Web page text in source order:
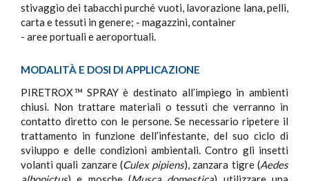
stivaggio dei tabacchi purché vuoti, lavorazione lana, pelli,
carta e tessuti in genere; - magazzini, container
- aree portuali e aeroportuali.
MODALITÀ E DOSI DI APPLICAZIONE
PIRETROX TM
SPRAY è destinato all’impiego in ambienti
chiusi. Non trattare materiali o tessuti che verranno in
contatto diretto con le persone. Se necessario ripetere il
trattamento in funzione dell’infestante, del suo ciclo di
sviluppo e delle condizioni ambientali. Contro gli insetti
volanti quali zanzare (Culex pipiens), zanzara tigre (Aedes